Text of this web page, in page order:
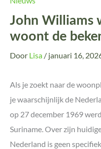
John Williams
woont de
Door Lisa / januari 16,
Als je zoekt naar de
je waarschijnlijk de
op 27 december 1969
Suriname. Over zijn
Nederland is geen